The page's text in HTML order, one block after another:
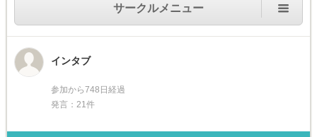
サークルメニュー
インタブ
参加から748日経過
発言：21件